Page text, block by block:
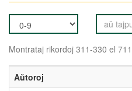
Montrataj rikordoj 311-330 el 711
Aŭtoroj